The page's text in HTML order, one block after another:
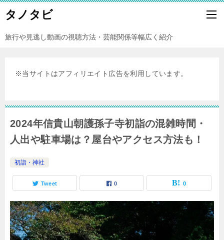
タノタビ
旅行や見逃し動画の視聴方法・芸能関係等幅広く紹介
※当サイトはアフィリエイト広告を利用しています。
2024年信貴山朝護孫子寺初詣の混雑時間・
人出や駐車場は？屋台やアクセス方法も！
初詣・神社
Tweet 0 0